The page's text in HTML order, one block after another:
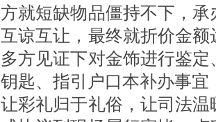
方就短缺物品僵持不下，
互谅互让，最终就折价金
多方见证下对金饰进行鉴
钥匙、指引户口本补办事
让彩礼归于礼俗，让司法